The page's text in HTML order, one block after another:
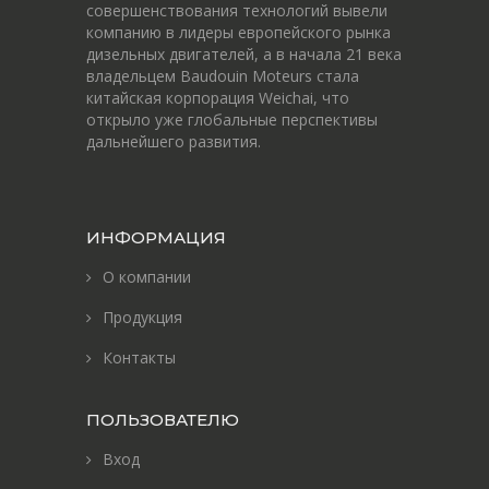
совершенствования технологий вывели
компанию в лидеры европейского рынка
дизельных двигателей, а в начала 21 века
владельцем Baudouin Moteurs стала
китайская корпорация Weichai, что
открыло уже глобальные перспективы
дальнейшего развития.
ИНФОРМАЦИЯ
О компании
Продукция
Контакты
ПОЛЬЗОВАТЕЛЮ
Вход